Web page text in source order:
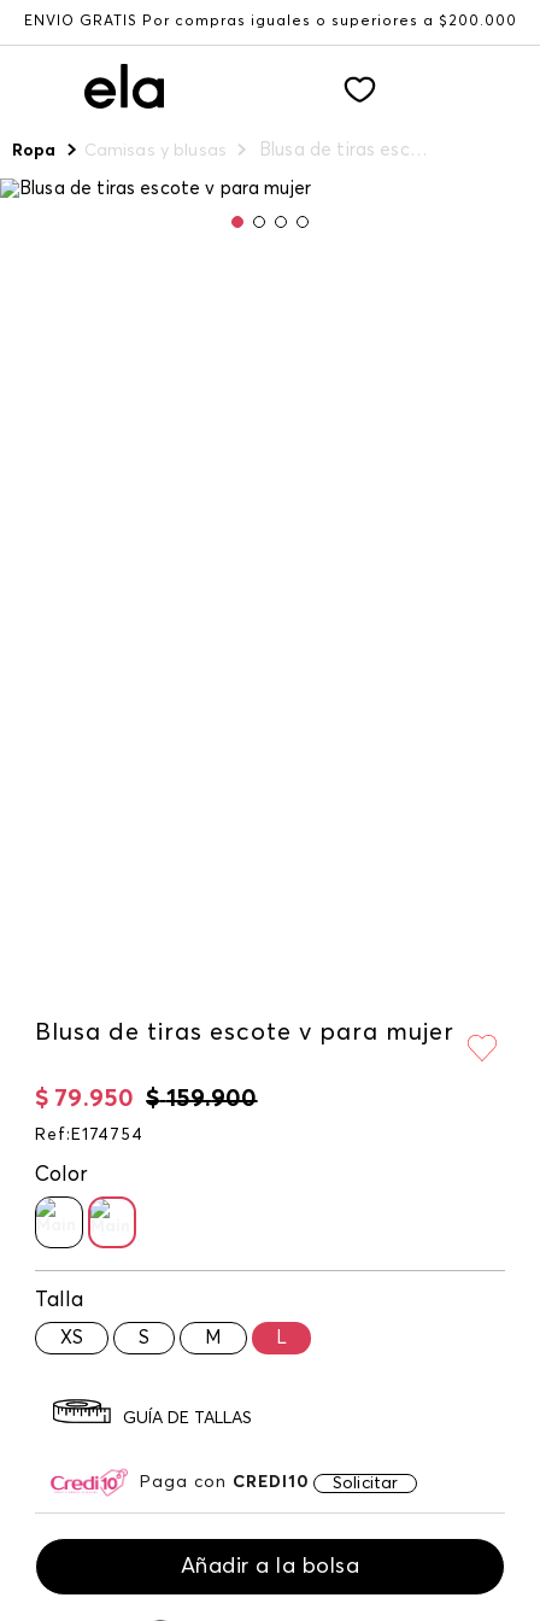
ENVÍO GRATIS Por compras iguales o superiores a $200.000
Ropa Camisas y blusas Blusa de tiras escote v para mujer
Blusa de tiras escote v para mujer
$ 159.900
$ 79.950
Ref : E174754
Color
Talla
XS S M L
GUÍA DE TALLAS
Paga con CREDI10 Solicitar
Añadir a la bolsa